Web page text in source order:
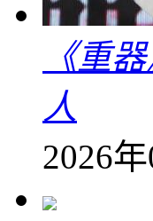
《重
人
2026